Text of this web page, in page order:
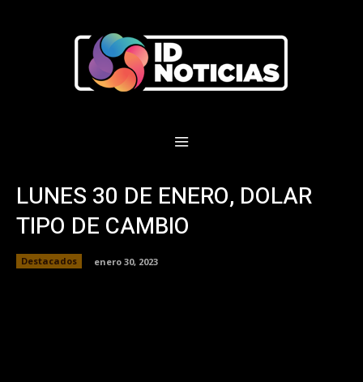
LUNES 30 DE ENERO, DOLAR
TIPO DE CAMBIO
Destacados enero 30, 2023